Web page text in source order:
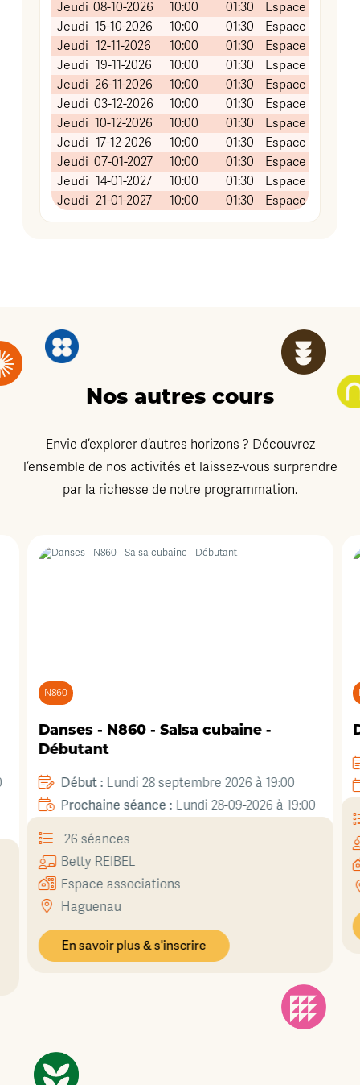
Jeudi 08-10-2026 10:00 01:30
Espace
Jeudi 15-10-2026 10:00 01:30
Espace
Jeudi 12-11-2026 10:00 01:30
Espace
Jeudi 19-11-2026 10:00 01:30
Espace
Jeudi 26-11-2026 10:00 01:30
Espace
Jeudi 03-12-2026 10:00 01:30
Espace
Jeudi 10-12-2026 10:00 01:30
Espace
Jeudi 17-12-2026 10:00 01:30
Espace
Jeudi 07-01-2027 10:00 01:30
Espace
Jeudi 14-01-2027 10:00 01:30
Espace
Jeudi 21-01-2027 10:00 01:30 Espace
Nos autres cours
Envie d’explorer d’autres horizons ? Découvrez
l’ensemble de nos activités et laissez-vous surprendre
par la richesse de notre programmation.
N860
Danses - N860 - Salsa cubaine -
Débutant
Début : Lundi 28 septembre 2026 à 19:00
Prochaine séance : Lundi 28-09-2026 à 19:00
26 séances
Betty REIBEL
Espace associations
Haguenau
En savoir plus & s'inscrire